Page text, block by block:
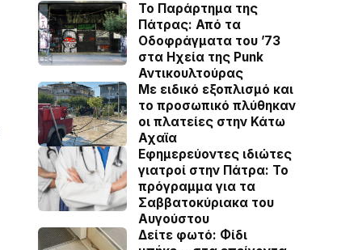
Το Παράρτημα της
Πάτρας: Από τα
Οδοφράγματα του ’73
στα Ηχεία της Punk
Αντικουλτούρας
Με ειδικό εξοπλισμό και
το προσωπικό πλύθηκαν
οι πλατείες στην Κάτω
Αχαϊα
Εφημερεύοντες ιδιώτες
γιατροί στην Πάτρα: Το
πρόγραμμα για τα
Σαββατοκύριακα του
Αυγούστου
Δείτε φωτό: Φίδι